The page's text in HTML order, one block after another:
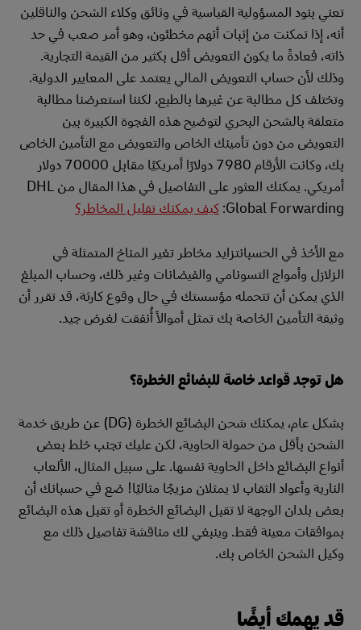
تعني بنود المسؤولية القياسية في وثائق وكلاء الشحن والناقلين
أنه، إذا تمكنت من إثبات أنهم مخطئون، وهو أمر صعب في حد
ذاته، فعادةً ما يكون التعويض أقل بكثير من القيمة التجارية.
وذلك لأن حساب التعويض المالي يعتمد على المعايير الدولية.
وتختلف كل مطالبة عن غيرها بالطبع، لكننا استعرضنا مطالبة
متعلقة بالشحن البحري لتوضيح هذه الفجوة الكبيرة بين
التعويض من دون تأمينك الخاص والتعويض مع التأمين الخاص
بك، وكانت الأرقام 7980 دولارًا أمريكيًا مقابل 70000 دولار
أمريكي. يمكنك العثور على التفاصيل في هذا المقال من DHL
Global Forwarding: كيف يمكنك تقليل المخاطر؟
مع الأخذ في الحسبانتزايد مخاطر تغير المناخ المتمثلة في
الزلازل وأمواج التسونامي والفيضانات وغير ذلك، وحساب المبلغ
الذي يمكن أن تتحمله مؤسستك في حال وقوع كارثة، قد تقرر أن
وثيقة التأمين الخاصة بك تمثل أموالاً أُنفقت لغرض جيد.
هل توجد قواعد خاصة للبضائع الخطرة؟
بشكل عام، يمكنك شحن البضائع الخطرة (DG) عن طريق خدمة
الشحن بأقل من حمولة الحاوية، لكن عليك تجنب خلط بعض
أنواع البضائع داخل الحاوية نفسها. على سبيل المثال، الألعاب
النارية وأعواد الثقاب لا يمثلان مزيجًا مثاليًا! ضع في حسبانك أن
بعض بلدان الوجهة لا تقبل البضائع الخطرة أو تقبل هذه البضائع
بموافقات معينة فقط. وينبغي لك مناقشة تفاصيل ذلك مع
وكيل الشحن الخاص بك.
قد يهمك أيضًا